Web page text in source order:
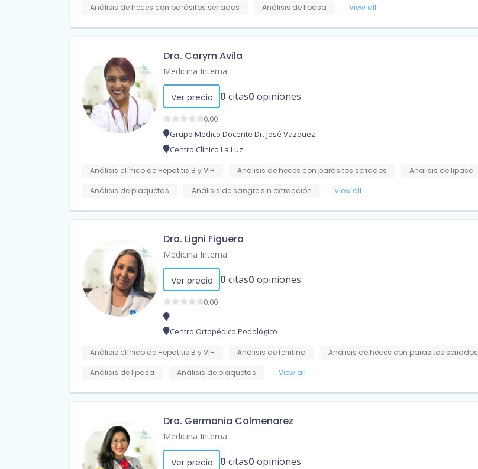
Análisis de heces con parásitos seriados
Análisis de lipasa View all
Dra. Carym Avila
Medicina Interna
Ver precio 0 citas0 opiniones
0.00
Grupo Medico Docente Dr. José Vazquez
Centro Clínico La Luz
Análisis clínico de Hepatitis B y VIH Análisis de heces con parásitos seriados
Análisis de lipasa
Análisis de plaquetas
Análisis de sangre sin extracción View all
Dra. Ligni Figuera
Medicina Interna
Ver precio 0 citas0 opiniones
0.00
Centro Ortopédico Podológico
Análisis clínico de Hepatitis B y VIH Análisis de ferritina
Análisis de heces con parásitos seriados
Análisis de lipasa
Análisis de plaquetas View all
Dra. Germania Colmenarez
Medicina Interna
Ver precio 0 citas0 opiniones